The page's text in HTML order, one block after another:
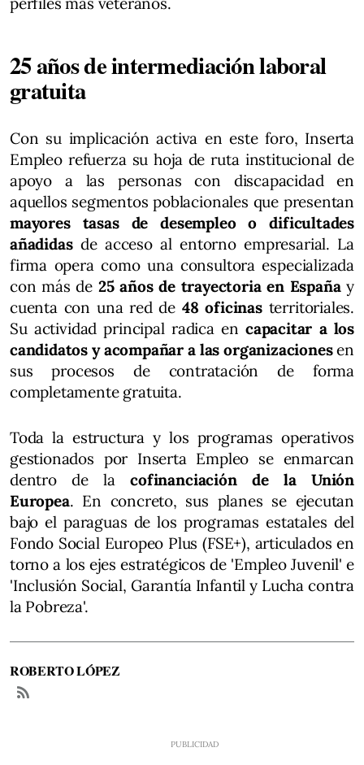
25 años de intermediación laboral
gratuita
Con su implicación activa en este foro, Inserta
Empleo refuerza su hoja de ruta institucional de
apoyo a las personas con discapacidad en
aquellos segmentos poblacionales que presentan
mayores tasas de desempleo o dificultades
añadidasde acceso al entorno empresarial. La
firma opera como una consultora especializada
con más de 25 años de trayectoria en Españay
cuenta con una red de 48 oficinasterritoriales.
Su actividad principal radica en capacitar a los
candidatos y acompañar a las organizacionesen
sus procesos de contratación de forma
completamente gratuita.
Toda la estructura y los programas operativos
gestionados por Inserta Empleo se enmarcan
dentro de lacofinanciación de la Unión
Europea. En concreto, sus planes se ejecutan
bajo el paraguas de los programas estatales del
Fondo Social Europeo Plus (FSE+), articulados en
torno a los ejes estratégicos de 'Empleo Juvenil' e
'Inclusión Social, Garantía Infantil y Lucha contra
la Pobreza'.
ROBERTO LÓPEZ